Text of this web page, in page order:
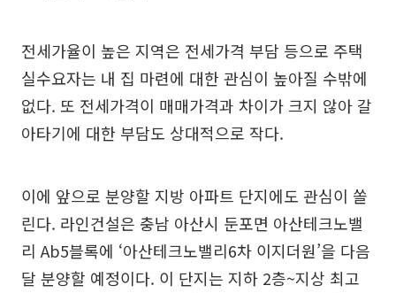
전세가율이 높은 지역은 전세가격 부담 등으로 주택
실수요자는 내 집 마련에 대한 관심이 높아질 수밖에
없다. 또 전세가격이 매매가격과 차이가 크지 않아 갈
아타기에 대한 부담도 상대적으로 작다.
이에 앞으로 분양할 지방 아파트 단지에도 관심이 쏠
린다. 라인건설은 충남 아산시 둔포면 아산테크노밸
리 Ab5블록에 ‘아산테크노밸리6차 이지더원’을 다음
달 분양할 예정이다. 이 단지는 지하 2층~지상 최고